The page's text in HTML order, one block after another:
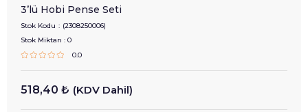
3’lü Hobi Pense Seti
Stok Kodu
(2308250006)
Stok Miktarı : 0
0.0
518,40 ₺ (KDV Dahil)